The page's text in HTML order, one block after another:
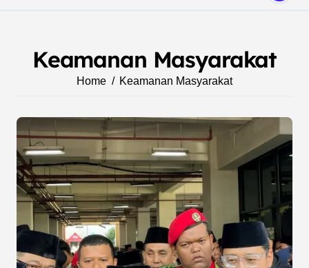
Keamanan Masyarakat
Home Keamanan Masyarakat